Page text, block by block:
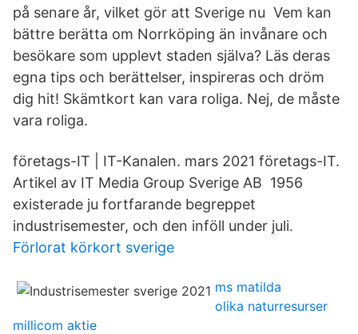
på senare år, vilket gör att Sverige nu Vem kan
bättre berätta om Norrköping än invånare och
besökare som upplevt staden själva? Läs deras
egna tips och berättelser, inspireras och dröm
dig hit! Skämtkort kan vara roliga. Nej, de måste
vara roliga.
företags-IT | IT-Kanalen. mars 2021 företags-IT.
Artikel av IT Media Group Sverige AB 1956
existerade ju fortfarande begreppet
industrisemester, och den inföll under juli.
Förlorat körkort sverige
ms matilda
olika naturresurser
millicom aktie